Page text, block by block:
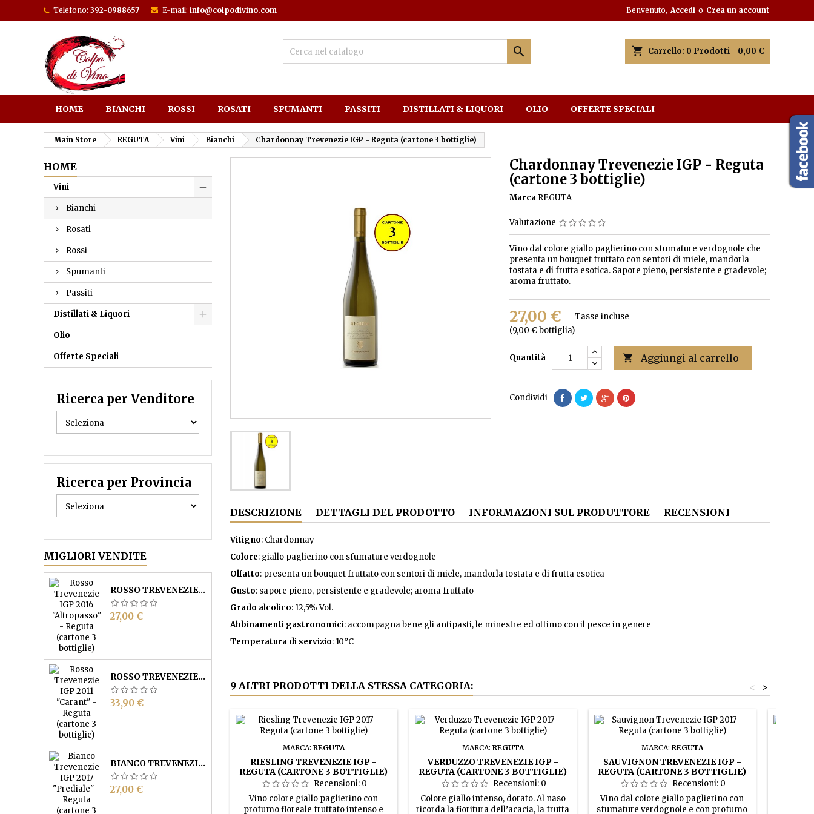
Telefono: 392-0988657 E-mail: info@colpodivino.com Benvenuto, Accedi o Crea un account
shopping_cart Carrello: 0 Prodotti - 0,00 €

HOME BIANCHI ROSSI ROSATI SPUMANTI PASSITI DISTILLATI & LIQUORI OLIO OFFERTE SPECIALI
Main Store REGUTA Vini Bianchi Chardonnay Trevenezie IGP - Reguta (cartone 3 bottiglie)
HOME
Vini
Bianchi
Rosati
Rossi
Spumanti
Passiti
Distillati & Liquori
Olio
Offerte Speciali
Ricerca per Venditore
Ricerca per Provincia
MIGLIORI VENDITE
ROSSO TREVENEZIE IGP "ALTROPASSO" - REGUTA (CARTONE 3 BOTTIGLIE)
Prezzo
27,00 €
ROSSO TREVENEZIE IGP "CARANT" - REGUTA (CARTONE 3 BOTTIGLIE)
Prezzo
33,90 €
BIANCO TREVENEZIE IGP "PREDIALE" - REGUTA (CARTONE 3 BOTTIGLIE)
Prezzo
27,00 €
Chardonnay Trevenezie IGP - Reguta
(cartone 3 bottiglie)
Marca REGUTA
Valutazione
Vino dal colore giallo paglierino con sfumature verdognole che
presenta un bouquet fruttato con sentori di miele, mandorla
tostata e di frutta esotica. Sapore pieno, persistente e gradevole;
aroma fruttato.
27,00 €
(9,00 € bottiglia)
Tasse incluse
Quantità  Aggiungi al carrello
Condividi
DESCRIZIONE DETTAGLI DEL PRODOTTO INFORMAZIONI SUL PRODUTTORE RECENSIONI
Vitigno: Chardonnay
Colore: giallo paglierino con sfumature verdognole
Olfatto: presenta un bouquet fruttato con sentori di miele, mandorla tostata e di frutta esotica
Gusto: sapore pieno, persistente e gradevole; aroma fruttato
Grado alcolico: 12,5% Vol.
Abbinamenti gastronomici: accompagna bene gli antipasti, le minestre ed ottimo con il pesce in genere
Temperatura di servizio: 10°C
9 ALTRI PRODOTTI DELLA STESSA CATEGORIA: >
<
MARCA: REGUTA
RIESLING TREVENEZIE IGP -
REGUTA (CARTONE 3 BOTTIGLIE)
Recensioni: 0
Vino colore giallo paglierino con
profumo floreale fruttato intenso e
MARCA: REGUTA
VERDUZZO TREVENEZIE IGP -
REGUTA (CARTONE 3 BOTTIGLIE)
Recensioni: 0
Colore giallo intenso, dorato. Al naso
ricorda la fioritura dell’acacia, la frutta
MARCA: REGUTA
SAUVIGNON TREVENEZIE IGP -
REGUTA (CARTONE 3 BOTTIGLIE)
Recensioni: 0
Vino dal colore giallo paglierino con
sfumature verdognole e con profumo